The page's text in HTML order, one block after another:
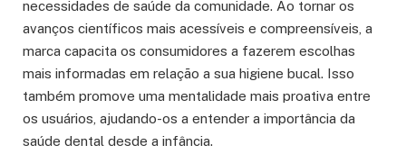
necessidades de saúde da comunidade. Ao tornar os
avanços científicos mais acessíveis e compreensíveis, a
marca capacita os consumidores a fazerem escolhas
mais informadas em relação a sua higiene bucal. Isso
também promove uma mentalidade mais proativa entre
os usuários, ajudando-os a entender a importância da
saúde dental desde a infância.